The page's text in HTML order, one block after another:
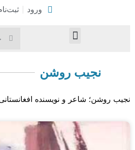
ورود
نجیب روشن
نجیب روشن؛ شاعر و نویسنده